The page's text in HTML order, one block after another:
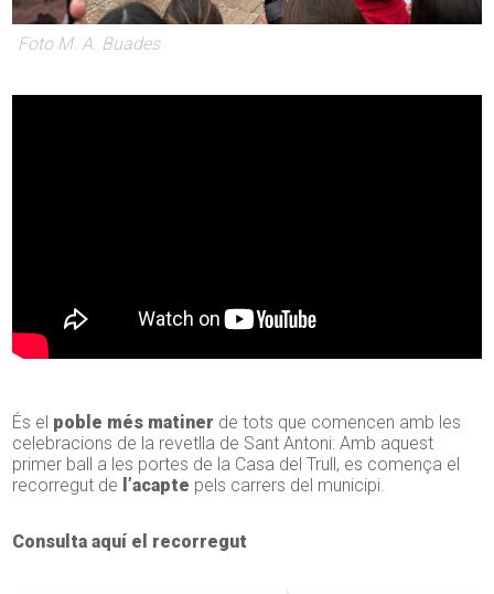
Foto M. A. Buades
És el poble més matiner de tots que comencen amb les
celebracions de la revetlla de Sant Antoni: Amb aquest
primer ball a les portes de la Casa del Trull, es comença el
recorregut de l’acapte pels carrers del municipi.
Consulta aquí el recorregut